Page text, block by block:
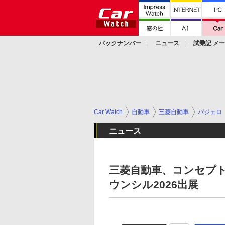
バックナンバー ニュース
試乗記 メ
Car Watch 自動車 三菱自動車 パジェロ
ニュース
三菱自動車、コンセプ
ウンシル2026出展